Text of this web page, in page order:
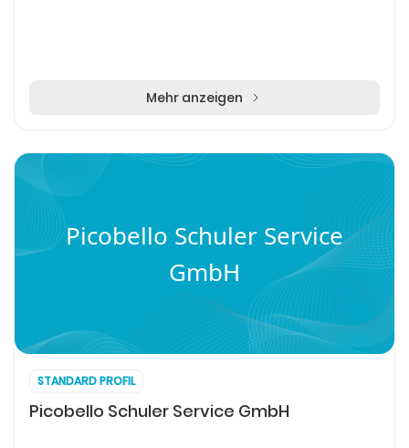
Mehr anzeigen
Picobello Schuler Service
GmbH
STANDARD PROFIL
Picobello Schuler Service GmbH